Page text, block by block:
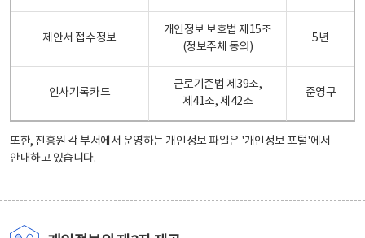
제안서 접수정보
개인정보 보호법 제15조
(정보주체 동의)
5년
인사기록카드
근로기준법 제39조,
제41조, 제42조
준영구
또한, 진흥원 각 부서에서 운영하는 개인정보 파일은 '개인정보 포털'에서
안내하고 있습니다.